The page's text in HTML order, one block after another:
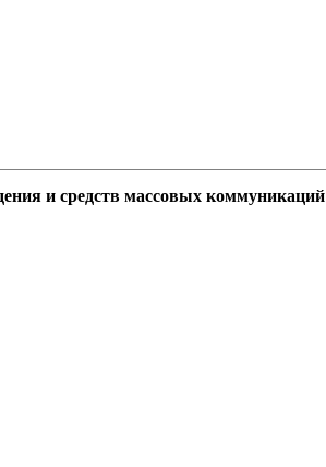
и средств массовых коммуникаций